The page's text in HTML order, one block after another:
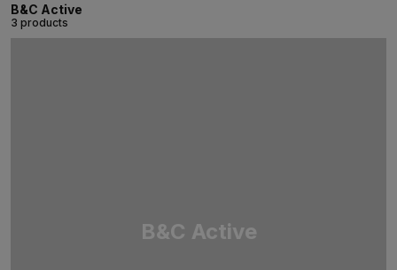
B&C Active
3 products
B&C Active